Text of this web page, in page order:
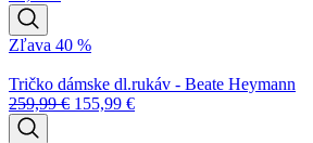
Zľava 40 %
Tričko dámske dl.rukáv - Beate Heymann
259,99€ 155,99 €